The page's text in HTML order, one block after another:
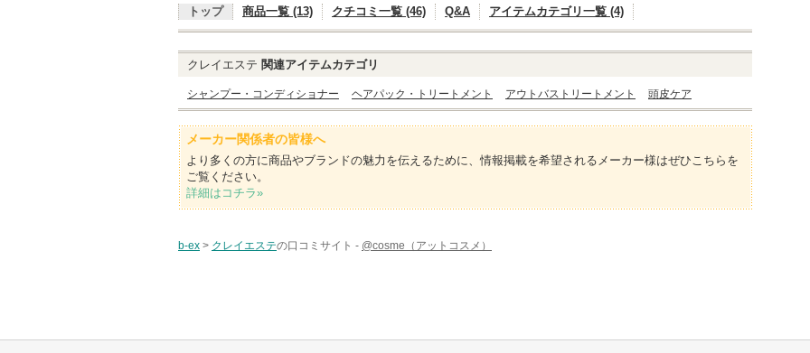
トップ 商品一覧 (13) クチコミ一覧 (46) Q&A アイテムカテゴリ一覧 (4)
クレイエステ 関連アイテムカテゴリ
シャンプー・コンディショナー ヘアパック・トリートメント アウトバストリートメント 頭皮ケア
メーカー関係者の皆様へ
より多くの方に商品やブランドの魅力を伝えるために、情報掲載を希望されるメーカー様はぜひこちらを
ご覧ください。
詳細はコチラ»
b-ex > クレイエステの口コミサイト - @cosme（アットコスメ）